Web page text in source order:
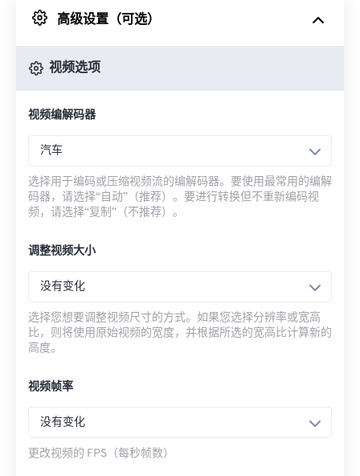
来自 Google Drive
高级设置（可选）
视频选项
视频编解码器
汽车
选择用于编码或压缩视频流的编解码器。要使用最常用的编解
码器，请选择“自动”（推荐）。要进行转换但不重新编码视
频，请选择“复制”（不推荐）。
调整视频大小
没有变化
选择您想要调整视频尺寸的方式。如果您选择分辨率或宽高
比，则将使用原始视频的宽度，并根据所选的宽高比计算新的
高度。
视频帧率
没有变化
更改视频的 FPS（每秒帧数）